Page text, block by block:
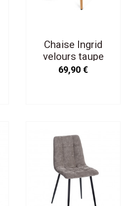
Chaise Ingrid
velours taupe
pieds façon bois
69,90 €